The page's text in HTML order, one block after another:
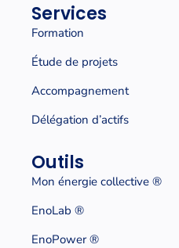
Services
Formation
Étude de projets
Accompagnement
Délégation d’actifs
Outils
Mon énergie collective ®
EnoLab ®
EnoPower ®